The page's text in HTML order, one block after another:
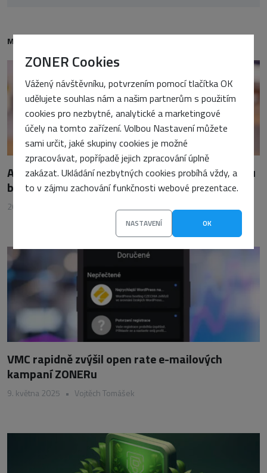
ZONER Cookies
Vážený návštěvníku, potvrzením pomocí tlačítka OK
udělujete souhlas nám a našim partnerům s použitím
cookies pro nezbytné, analytické a marketingové
účely na tomto zařízení. Volbou Nastavení můžete
sami určit, jaké skupiny cookies je možné
zpracovávat, popřípadě jejich zpracování úplně
zakázat. Ukládání nezbytných cookies probíhá vždy, a
to v zájmu zachování funkčnosti webové prezentace.
NASTAVENÍ OK
MOHLO BY VÁS TAKÉ ZAJÍMAT
AI SEO ve WordPressu: Automatizace meta tagů
bez vlastních API klíčů
20. dubna 2026
VMC rapidně zvýšil open rate e-mailových
kampaní ZONERu
9. května 2025 • Vojtěch Tomášek